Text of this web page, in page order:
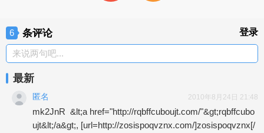
6 条评论 登录
来说两句吧...
最新
匿名 2010年8月24日 21:48
mk2JnR  &lt;a href="http://rqbffcuboujt.com/"&gt;rqbffcubo
ujt&lt;/a&gt;, [url=http://zosispoqvznx.com/]zosispoqvznx[/